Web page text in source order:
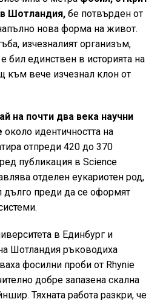
Шотландия, бе потвърден от
нова форма на живот.
изчезналият организъм,
бил единствен в историята на
към вече изчезнал клон от
на почти два века научни
около идентичността на
отпреди 420 до 370
публикация в Science
отделен еукариотен род,
дълго преди да се оформят
в Единбург и
Шотландия ръководиха
фосилни проби от Rhynie
добре запазена скална
Тяхната работа разкри, че